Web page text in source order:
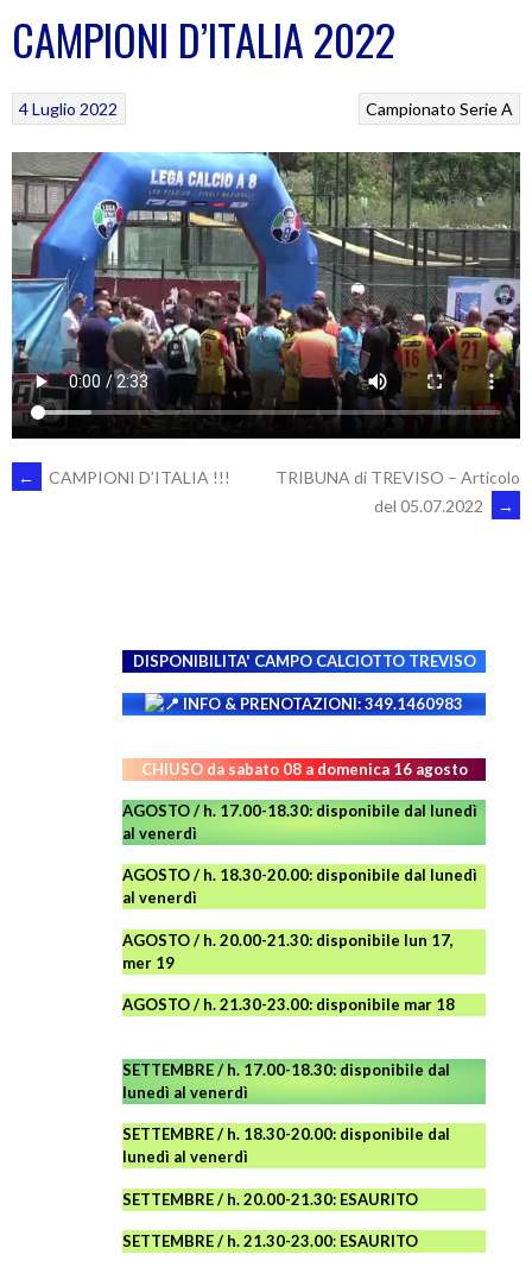
CAMPIONI D’ITALIA 2022
Campionato Serie A
4 Luglio 2022
POST
← CAMPIONI D’ITALIA !!!
TRIBUNA di TREVISO – Articolo
del 05.07.2022
→
DISPONIBILITA' CAMPO CALCIOTTO TREVISO
INFO & PRENOTAZIONI: 349.1460983
CHIUSO da sabato 08 a domenica 16 agosto
AGOSTO / h. 17.00-18.30: disponibile dal lunedì
al venerdì
AGOSTO/ h. 18.30-20.00: disponibile dal lunedì
al venerdì
AGOSTO / h. 20.00-21.30: disponibile lun 17,
mer 19
AGOSTO/ h. 21.30-23.00: disponibile mar 18
SETTEMBRE / h. 17.00-18.30: disponibile dal
lunedì al venerdì
SETTEMBRE / h. 18.30-20.00: disponibile dal
lunedì al venerdì
SETTEMBRE / h. 20.00-21.30: ESAURITO
SETTEMBRE / h. 21.30-23.00: ESAURITO